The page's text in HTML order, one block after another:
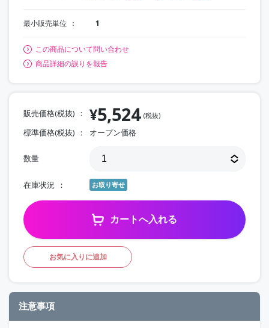
最小販売単位 1
この商品について問い合わせ
商品詳細の誤りを報告
販売価格(税抜) ¥5,524 (税抜)
標準価格(税抜) オープン価格
数量
在庫状況 お取り寄せ
カートへ入れる
お気に入りに追加
注意事項